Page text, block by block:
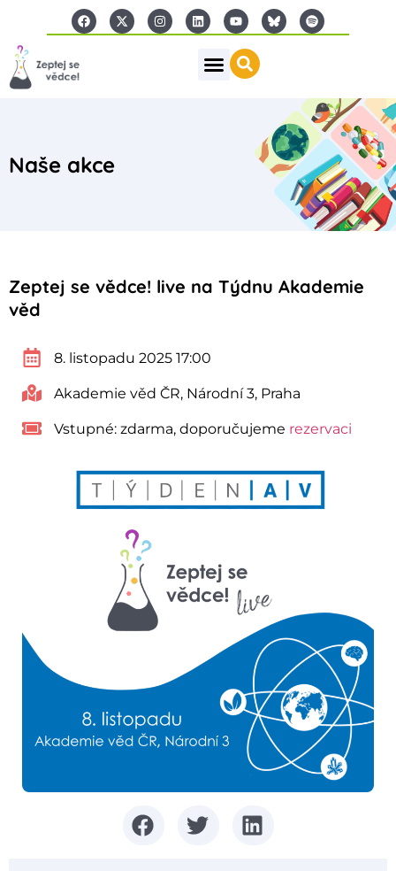
Naše akce
Zeptej se vědce! live na Týdnu Akademie
věd
8. listopadu 2025 17:00
Akademie věd ČR, Národní 3, Praha
Vstupné: zdarma, doporučujeme rezervaci